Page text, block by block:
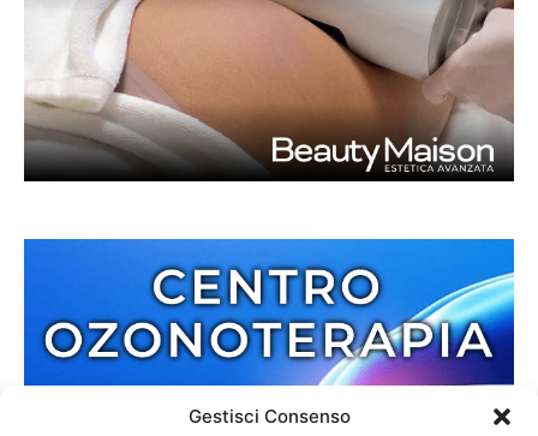
Gestisci Consenso